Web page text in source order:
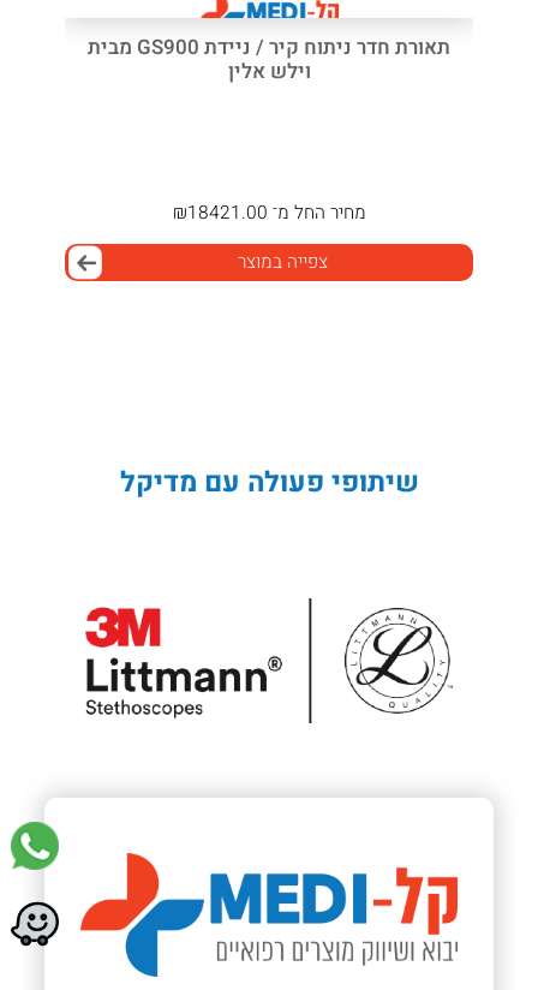
תאורת חדר ניתוח קיר / ניידת GS900 מבית
וילש אלין
מחיר החל מ־ ₪18421.00
צפייה במוצר
שיתופי פעולה עם מדיקל